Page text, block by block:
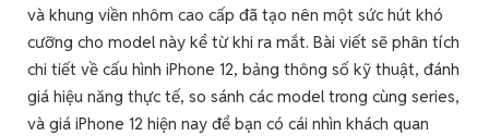
và khung viền nhôm cao cấp đã tạo nên một sức hút khó
cưỡng cho model này kể từ khi ra mắt. Bài viết sẽ phân tích
chi tiết về cấu hình iPhone 12, bảng thông số kỹ thuật, đánh
giá hiệu năng thực tế, so sánh các model trong cùng series,
và giá iPhone 12 hiện nay để bạn có cái nhìn khách quan